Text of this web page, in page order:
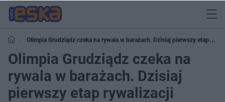
Olimpia Grudziądz czeka na rywala w barażach. Dzisiaj pierwszy etap
rywalizacji
Olimpia Grudziądz czeka na
rywala w barażach. Dzisiaj
pierwszy etap rywalizacji